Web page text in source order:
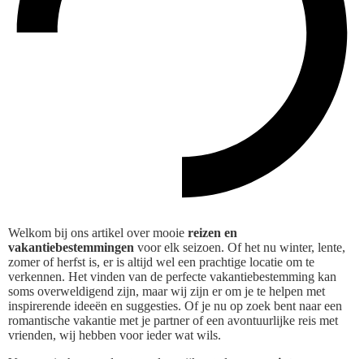
Welkom bij ons artikel over mooie reizen en
vakantiebestemmingen voor elk seizoen. Of het nu winter, lente,
zomer of herfst is, er is altijd wel een prachtige locatie om te
verkennen. Het vinden van de perfecte vakantiebestemming kan
soms overweldigend zijn, maar wij zijn er om je te helpen met
inspirerende ideeën en suggesties. Of je nu op zoek bent naar een
romantische vakantie met je partner of een avontuurlijke reis met
vrienden, wij hebben voor ieder wat wils.